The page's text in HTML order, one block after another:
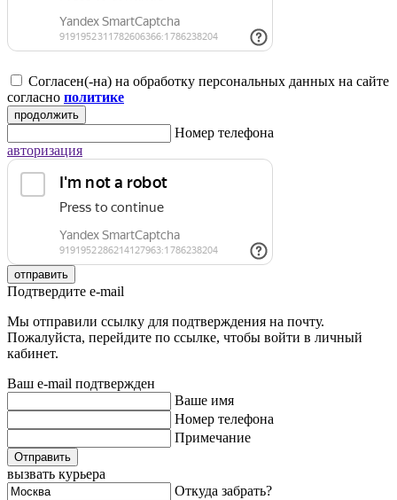
Согласен(-на) на обработку персональных данных на сайте
согласно политике
продолжить
Номер телефона
авторизация
отправить
Подтвердите e-mail
Мы отправили ссылку для подтверждения на почту.
Пожалуйста, перейдите по ссылке, чтобы войти в личный
кабинет.
Ваш e-mail подтвержден
Ваше имя
Номер телефона
Примечание
Отправить
вызвать курьера
Откуда забрать?